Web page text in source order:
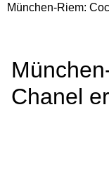
München-Riem:
Chanel